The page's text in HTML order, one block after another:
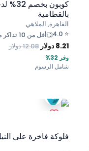
كوبون
بالقطامية
القاهرة, الملاهي
⭐
4.0 أقل من 10 تذاكر مباعة
8.21 دولار 12.08دولار
وفر 32%
شامل الرسوم
فلوكة فاخرة على